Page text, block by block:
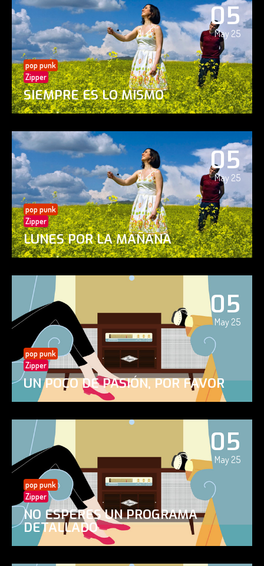
05
May 25
pop punk
Zipper
SIEMPRE ES LO MISMO
05
May 25
pop punk
Zipper
LUNES POR LA MAÑANA
05
May 25
pop punk
Zipper
UN POCO DE PASIÓN, POR FAVOR
05
May 25
pop punk
Zipper
NO ESPERES UN PROGRAMA
DETALLADO